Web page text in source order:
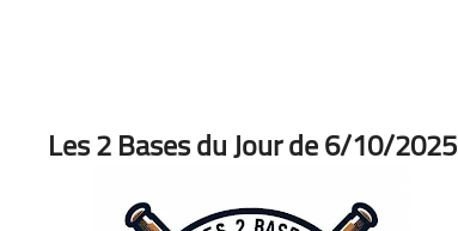
Les 2 Bases du Jour de 6/10/2025